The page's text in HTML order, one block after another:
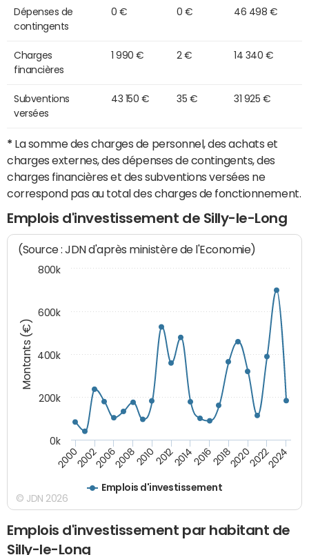
Dépenses de
contingents
0 € 0 € 46 498 €
Charges
financières
1 990 € 2 € 14 340 €
Subventions
versées
43 150 € 35 € 31 925 €
* La somme des charges de personnel, des achats et
charges externes, des dépenses de contingents, des
charges financières et des subventions versées ne
correspond pas au total des charges de fonctionnement.
Emplois d'investissement de Silly-le-Long
Montants (€)
(Source : JDN d'après ministère de l'Economie)
Emplois d'investissement
200020022006200820102012201420162018202020222024
0k
200k
400k
600k
800k
© JDN 2026
Emplois d'investissement par habitant de
Silly-le-Long